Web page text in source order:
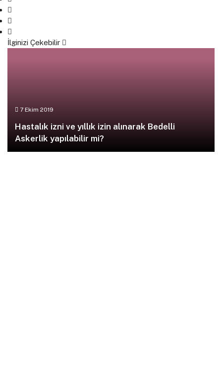
İlginizi Çekebilir
7 Ekim 2019
Hastalık izni ve yıllık izin alınarak Bedelli
Askerlik yapılabilir mi?